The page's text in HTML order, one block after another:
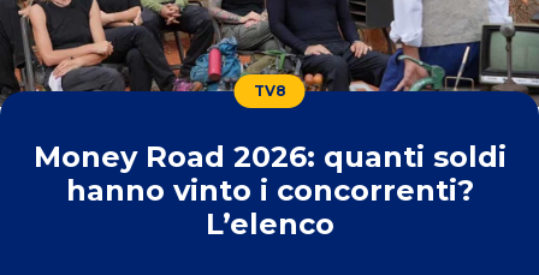
TV8
Money Road 2026: quanti soldi
hanno vinto i concorrenti?
L’elenco